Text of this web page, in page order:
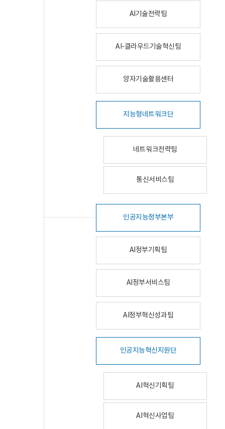
AI기술전략팀
AI-클라우드기술혁신팀
양자기술활용센터
지능형네트워크단
네트워크전략팀
통신서비스팀
인공지능정부본부
AI정부기획팀
AI정부서비스팀
AI정부혁신성과팀
인공지능혁신지원단
AI혁신기획팀
AI혁신사업팀